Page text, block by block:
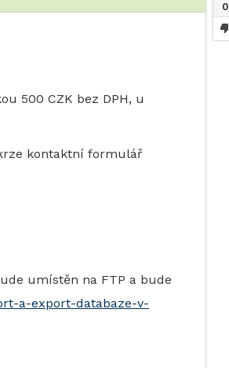
0
500 CZK bez DPH, u
kontaktní formulář
umístěn na FTP a bude
a-export-databaze-v-